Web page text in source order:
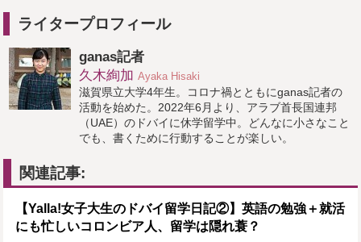
ライタープロフィール
ganas記者
久木絢加 Ayaka Hisaki
滋賀県立大学4年生。コロナ禍とともにganas記者の
活動を始めた。2022年6月より、アラブ首長国連邦
（UAE）のドバイに休学留学中。どんなに小さなこと
でも、書くために行動することが楽しい。
関連記事:
【Yalla!女子大生のドバイ留学日記②】英語の勉強＋就活
にも忙しいコロンビア人、留学は隠れ蓑？